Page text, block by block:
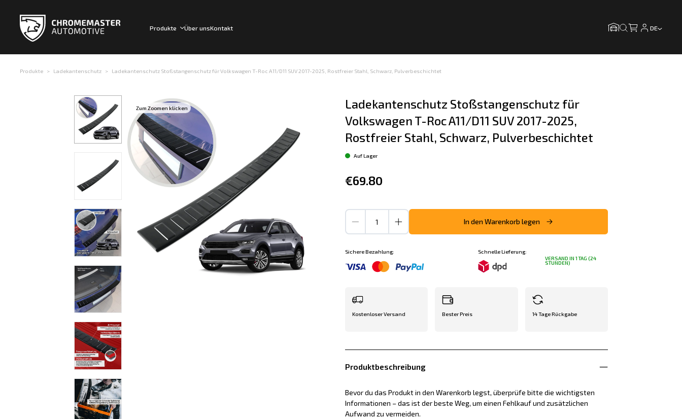
Produkte Über unsKontakt DE
Produkte Ladekantenschutz Ladekantenschutz Stoßstangenschutz für Volkswagen T-Roc A11/D11 SUV 2017-2025, Rostfreier Stahl, Schwarz, Pulverbeschichtet
Zum Zoomen klicken
Ladekantenschutz Stoßstangenschutz für
Volkswagen T-Roc A11/D11 SUV 2017-2025,
Rostfreier Stahl, Schwarz, Pulverbeschichtet
Auf Lager
€69.80
In den Warenkorb legen
Sichere Bezahlung:
Schnelle Lieferung:
VERSAND IN 1 TAG (24
STUNDEN)
Kostenloser Versand Bester Preis 14 Tage Rückgabe
Produktbeschreibung
Bevor du das Produkt in den Warenkorb legst, überprüfe bitte die wichtigsten
Informationen – das ist der beste Weg, um einen Fehlkauf und zusätzlichen
Aufwand zu vermeiden.